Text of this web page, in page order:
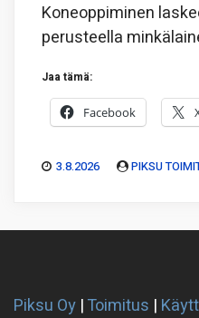
Koneoppiminen
perusteella
Jaa tämä:
Facebook
3.8.2026 PIKSU
Piksu Oy |Toimitus |